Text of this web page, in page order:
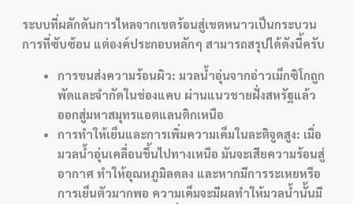
ระบบที่ผลักดันการไหลจากเขตร้อนสู่เขตหนาวเป็นกระบวน
การที่ซับซ้อน แต่องค์ประกอบหลักๆ สามารถสรุปได้ดังนี้ครับ
การขนส่งความร้อนผิว: มวลน้ำอุ่นจากอ่าวเม็กซิโกถูก
พัดและจำกัดในช่องแคบ ผ่านแนวชายฝั่งสหรัฐแล้ว
ออกสู่มหาสมุทรแอตแลนติกเหนือ
การทำให้เย็นและการเพิ่มความเค็มในละติจูดสูง: เมื่อ
มวลน้ำอุ่นเคลื่อนขึ้นไปทางเหนือ มันจะเสียความร้อนสู่
อากาศ ทำให้อุณหภูมิลดลง และหากมีการระเหยหรือ
การเย็นตัวมากพอ ความเค็มจะมีผลทำให้มวลน้ำนั้นมี